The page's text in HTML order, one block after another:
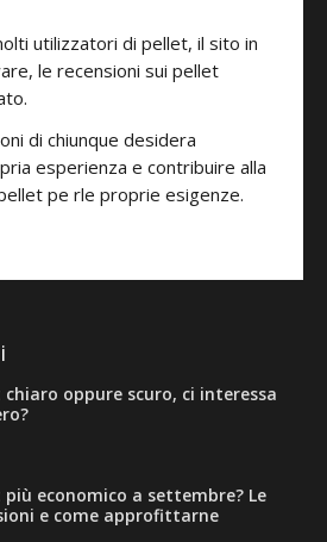
utilizzatori di pellet, il sito in
le recensioni sui pellet
di chiunque desidera
esperienza e contribuire alla
pe rle proprie esigenze.
chiaro oppure scuro, ci interessa
più economico a settembre? Le
e come approfittarne